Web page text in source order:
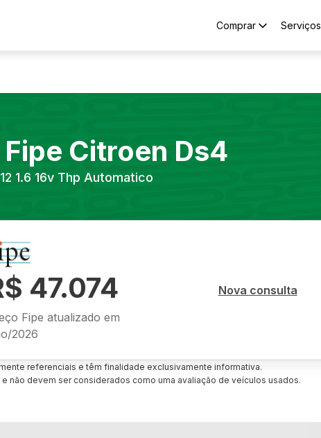
Comprar Serviços
Citroen Ds4
1.6 16v Thp Automatico
47.074
Fipe atualizado em
2026
Nova consulta
referenciais e têm finalidade exclusivamente informativa.
não devem ser considerados como uma avaliação de veículos usados.